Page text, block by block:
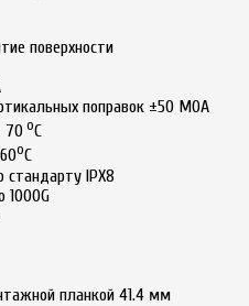
поверхности
поправок ±50 MOA
70оС
оС
стандарту IPX8
1000G
планкой 41.4 мм